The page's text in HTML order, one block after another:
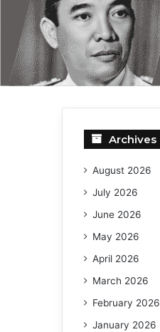
Archives
August 2026
July 2026
June 2026
May 2026
April 2026
March 2026
February 2026
January 2026